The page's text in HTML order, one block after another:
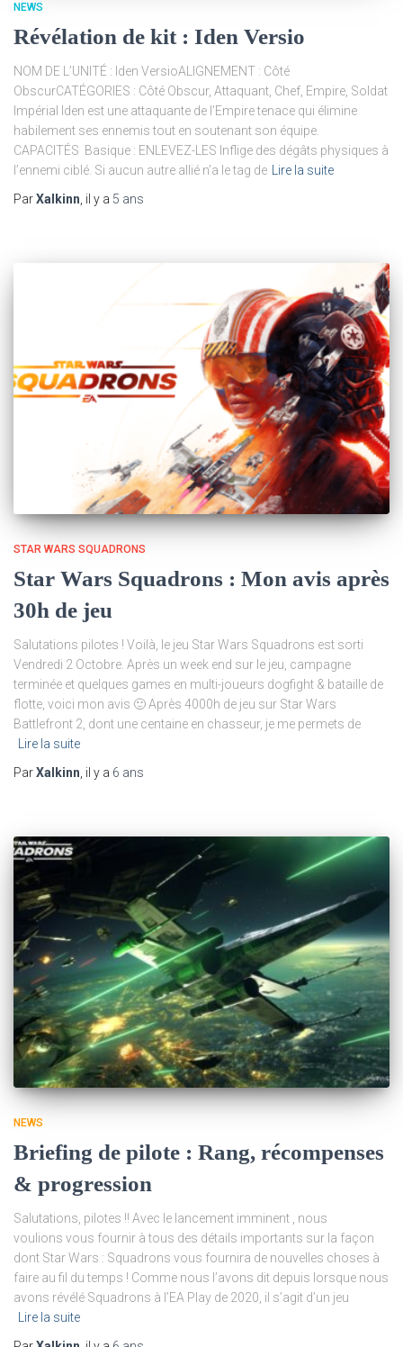
NEWS
Révélation de kit : Iden Versio
NOM DE L’UNITÉ : Iden VersioALIGNEMENT : Côté
ObscurCATÉGORIES : Côté Obscur, Attaquant, Chef, Empire, Soldat
Impérial Iden est une attaquante de l’Empire tenace qui élimine
habilement ses ennemis tout en soutenant son équipe.
CAPACITÉS Basique : ENLEVEZ-LES Inflige des dégâts physiques à
l’ennemi ciblé. Si aucun autre allié n’a le tag de Lire la suite
ParXalkinn, il y a 5 ans
STAR WARS SQUADRONS
Star Wars Squadrons : Mon avis après
30h de jeu
Salutations pilotes ! Voilà, le jeu Star Wars Squadrons est sorti
Vendredi 2 Octobre. Après un week end sur le jeu, campagne
terminée et quelques games en multi-joueurs dogfight & bataille de
flotte, voici mon avis 🙂 Après 4000h de jeu sur Star Wars
Battlefront 2, dont une centaine en chasseur, je me permets de
Lire la suite
ParXalkinn , il y a 6 ans
NEWS
Briefing de pilote : Rang, récompenses
& progression
Salutations, pilotes !! Avec le lancement imminent , nous
voulions vous fournir à tous des détails importants sur la façon
dont Star Wars : Squadrons vous fournira de nouvelles choses à
faire au fil du temps ! Comme nous l’avons dit depuis lorsque nous
avons révélé Squadrons à l’EA Play de 2020, il s’agit d’un jeu
Lire la suite